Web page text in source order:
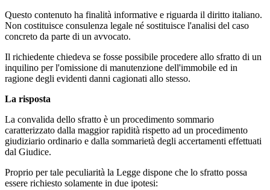
Questo contenuto ha finalità informative e riguarda il diritto italiano.
Non costituisce consulenza legale né sostituisce l'analisi del caso
concreto da parte di un avvocato.
Il richiedente chiedeva se fosse possibile procedere allo sfratto di un
inquilino per l'omissione di manutenzione dell'immobile ed in
ragione degli evidenti danni cagionati allo stesso.
La risposta
La convalida dello sfratto è un procedimento sommario
caratterizzato dalla maggior rapidità rispetto ad un procedimento
giudiziario ordinario e dalla sommarietà degli accertamenti effettuati
dal Giudice.
Proprio per tale peculiarità la Legge dispone che lo sfratto possa
essere richiesto solamente in due ipotesi: